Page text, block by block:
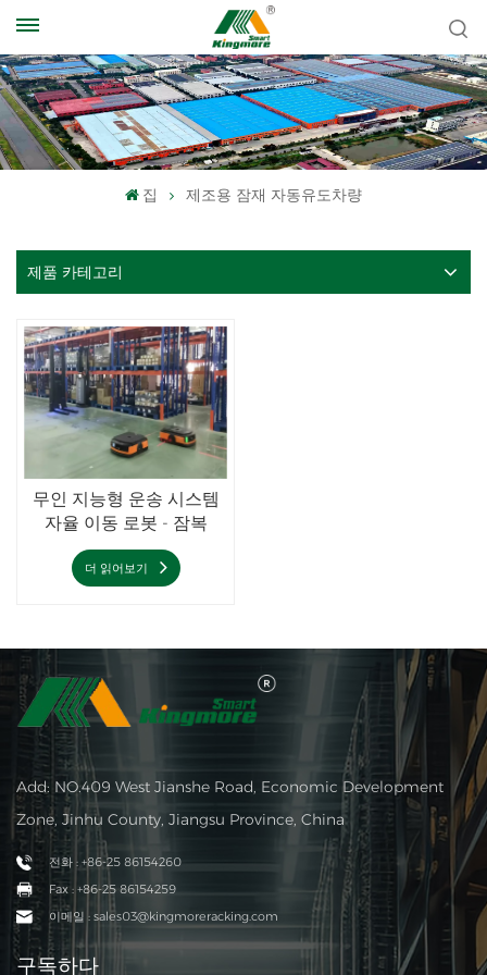
집 제조용 잠재 자동유도차량
제품 카테고리
무인 지능형 운송 시스템
자율 이동 로봇 - 잠복
AGV
더 읽어보기
Add: NO.409 West Jianshe Road, Economic Development
Zone, Jinhu County, Jiangsu Province, China
전화 : +86-25 86154260
Fax : +86-25 86154259
이메일 : sales03@kingmoreracking.com
구독하다